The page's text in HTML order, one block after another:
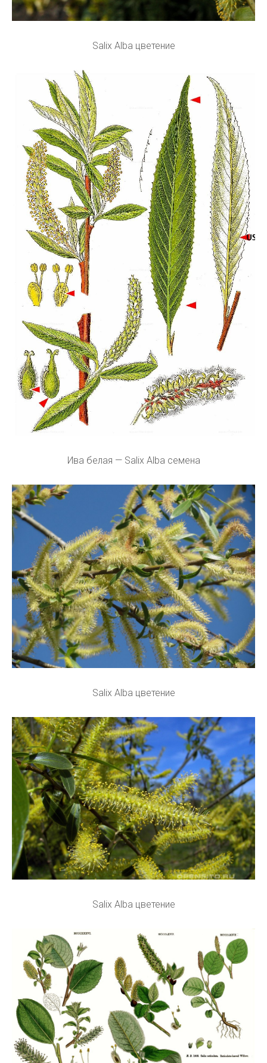
Salix Alba цветение
Ива белая — Salix Alba семена
Salix Alba цветение
Salix Alba цветение